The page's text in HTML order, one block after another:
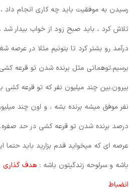
رسیدن به موفقیت باید چه کاری انجام داد
تلاش کرد ، باید صبح زود از خواب بیدار شد
درآمد رو بشتر کرد تا بتونیم مثلا در عرصه
برسیم.توهماتی مثل برنده شدن تو قرعه کشی
بیرون.بین چند میلیون نفر که تو قرعه
نفر موفق میشه برنده بشه ، و اون چند
درصد برنده شدن تو قرعه کشی در حد
عرصه ای که میخواید قدم بزارید باید حتما
باشه و سرلوحه زندگیتون باشه : هدف گذاری
انضباط